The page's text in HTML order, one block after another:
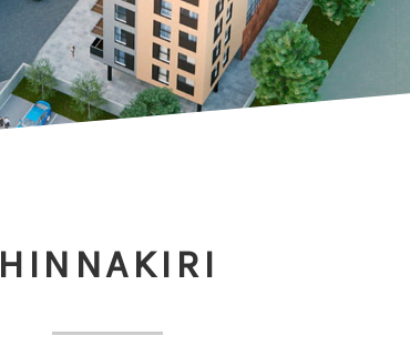
HINNAKIRI